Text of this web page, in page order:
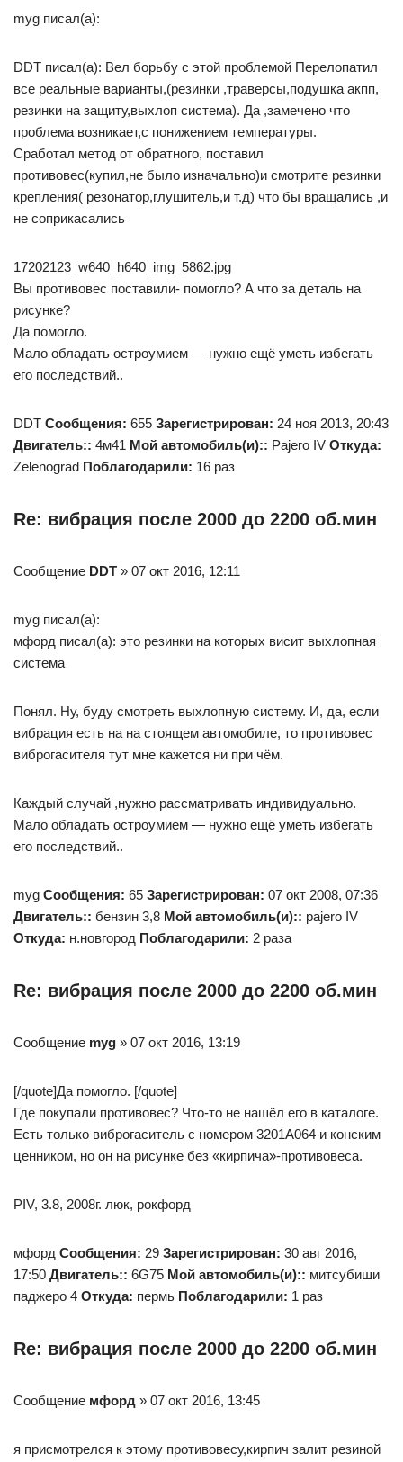
myg писал(а):
DDT писал(а): Вел борьбу с этой проблемой Перелопатил
все реальные варианты,(резинки ,траверсы,подушка акпп,
резинки на защиту,выхлоп система). Да ,замечено что
проблема возникает,с понижением температуры.
Сработал метод от обратного, поставил
противовес(купил,не было изначально)и смотрите резинки
крепления( резонатор,глушитель,и т.д) что бы вращались ,и
не соприкасались
17202123_w640_h640_img_5862.jpg
Вы противовес поставили- помогло? А что за деталь на
рисунке?
Да помогло.
Мало обладать остроумием — нужно ещё уметь избегать
его последствий..
DDT Сообщения: 655 Зарегистрирован: 24 ноя 2013, 20:43
Двигатель:: 4м41 Мой автомобиль(и):: Pajero IV Откуда:
Zelenograd Поблагодарили: 16 раз
Re: вибрация после 2000 до 2200 об.мин
Сообщение DDT » 07 окт 2016, 12:11
myg писал(а):
мфорд писал(а): это резинки на которых висит выхлопная
система
Понял. Ну, буду смотреть выхлопную систему. И, да, если
вибрация есть на на стоящем автомобиле, то противовес
виброгасителя тут мне кажется ни при чём.
Каждый случай ,нужно рассматривать индивидуально.
Мало обладать остроумием — нужно ещё уметь избегать
его последствий..
myg Сообщения: 65 Зарегистрирован: 07 окт 2008, 07:36
Двигатель:: бензин 3,8 Мой автомобиль(и):: pajero IV
Откуда: н.новгород Поблагодарили: 2 раза
Re: вибрация после 2000 до 2200 об.мин
Сообщение myg » 07 окт 2016, 13:19
[/quote]Да помогло. [/quote]
Где покупали противовес? Что-то не нашёл его в каталоге.
Есть только виброгаситель с номером 3201A064 и конским
ценником, но он на рисунке без «кирпича»-противовеса.
PIV, 3.8, 2008г. люк, рокфорд
мфорд Сообщения: 29 Зарегистрирован: 30 авг 2016,
17:50 Двигатель:: 6G75 Мой автомобиль(и):: митсубиши
паджеро 4 Откуда: пермь Поблагодарили: 1 раз
Re: вибрация после 2000 до 2200 об.мин
Сообщение мфорд » 07 окт 2016, 13:45
я присмотрелся к этому противовесу,кирпич залит резиной